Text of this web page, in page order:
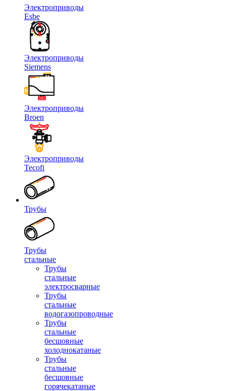
Электроприводы
Esbe
Электроприводы
Siemens
Электроприводы
Broen
Электроприводы
Tecofi
Трубы
Трубы
стальные
Трубы
стальные
электросварные
Трубы
стальные
водогазопроводные
Трубы
стальные
бесшовные
холоднокатаные
Трубы
стальные
бесшовные
горячекатаные